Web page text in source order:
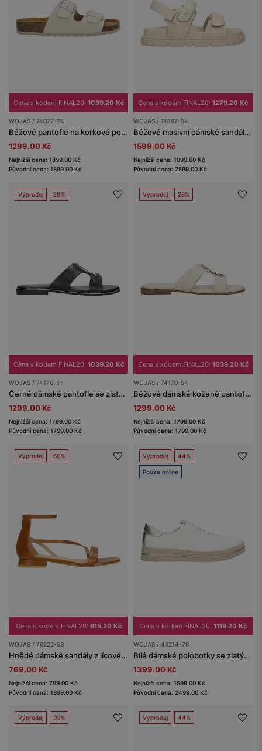
Cena s kódem FINAL20: 1039.20 Kč
WOJAS / 74077-24
Béžové pantofle na korkové podrážce
1299.00 Kč
Nejnižší cena: 1899.00 Kč
Původní cena: 1899.00 Kč
Cena s kódem FINAL20: 1279.20 Kč
WOJAS / 76167-54
Béžové masivní dámské sandály z lícové kůže
1599.00 Kč
Nejnižší cena: 1999.00 Kč
Původní cena: 2899.00 Kč
Výprodej 28%
Cena s kódem FINAL20: 1039.20 Kč
WOJAS / 74170-51
Černé dámské pantofle se zlatou ozdobou
1299.00 Kč
Nejnižší cena: 1799.00 Kč
Původní cena: 1799.00 Kč
Výprodej 28%
Cena s kódem FINAL20: 1039.20 Kč
WOJAS / 74170-54
Béžové dámské kožené pantofle s kovovou ozdobou
1299.00 Kč
Nejnižší cena: 1799.00 Kč
Původní cena: 1799.00 Kč
Výprodej 60%
Cena s kódem FINAL20: 615.20 Kč
WOJAS / 76222-53
Hnědé dámské sandály z lícové kůže
769.00 Kč
Nejnižší cena: 799.00 Kč
Původní cena: 1899.00 Kč
Výprodej 44%
Pouze online
Cena s kódem FINAL20: 1119.20 Kč
WOJAS / 46214-78
Bílé dámské polobotky se zlatými detaily a béžovou podrážkou
1399.00 Kč
Nejnižší cena: 1599.00 Kč
Původní cena: 2499.00 Kč
Výprodej 39% Výprodej 44%